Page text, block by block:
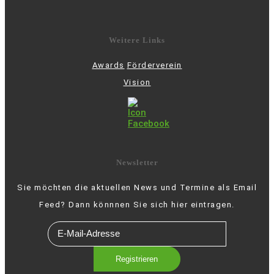
Weitere Links
Awards Förderverein
Vision
Newsletter
Sie möchten die aktuellen News und Termine als Email
Feed? Dann könnnen Sie sich hier eintragen.